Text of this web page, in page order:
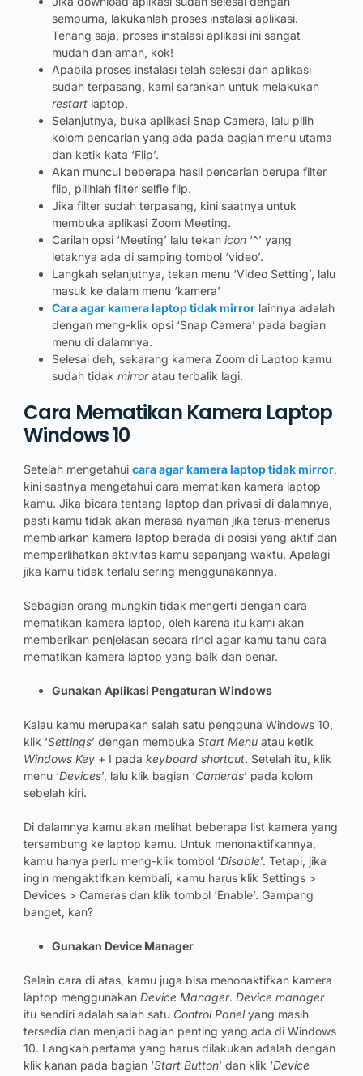
sempurna, lakukanlah proses instalasi aplikasi.
Tenang saja, proses instalasi aplikasi ini sangat
mudah dan aman, kok!
Apabila proses instalasi telah selesai dan aplikasi
sudah terpasang, kami sarankan untuk melakukan
restartlaptop.
Selanjutnya, buka aplikasi Snap Camera, lalu pilih
kolom pencarian yang ada pada bagian menu utama
dan ketik kata ‘Flip’.
Akan muncul beberapa hasil pencarian berupa filter
flip, pilihlah filter selfie flip.
Jika filter sudah terpasang, kini saatnya untuk
membuka aplikasi Zoom Meeting.
Carilah opsi ‘Meeting’ lalu tekan icon‘^’ yang
letaknya ada di samping tombol ‘video’.
Langkah selanjutnya, tekan menu ‘Video Setting’, lalu
masuk ke dalam menu ‘kamera’
Cara agar kamera laptop tidak mirrorlainnya adalah
dengan meng-klik opsi ‘Snap Camera’ pada bagian
menu di dalamnya.
Selesai deh, sekarang kamera Zoom di Laptop kamu
sudah tidak mirroratau terbalik lagi.
Cara Mematikan Kamera Laptop
Windows 10
Setelah mengetahui cara agar kamera laptop tidak mirror,
kini saatnya mengetahui cara mematikan kamera laptop
kamu. Jika bicara tentang laptop dan privasi di dalamnya,
pasti kamu tidak akan merasa nyaman jika terus-menerus
membiarkan kamera laptop berada di posisi yang aktif dan
memperlihatkan aktivitas kamu sepanjang waktu. Apalagi
jika kamu tidak terlalu sering menggunakannya.
Sebagian orang mungkin tidak mengerti dengan cara
mematikan kamera laptop, oleh karena itu kami akan
memberikan penjelasan secara rinci agar kamu tahu cara
mematikan kamera laptop yang baik dan benar.
Gunakan Aplikasi Pengaturan Windows
Kalau kamu merupakan salah satu pengguna Windows 10,
klik ‘Settings’ dengan membuka Start Menuatau ketik
Windows Key+ I pada keyboard shortcut. Setelah itu, klik
menu ‘Devices’, lalu klik bagian ‘Cameras’ pada kolom
sebelah kiri.
Di dalamnya kamu akan melihat beberapa list kamera yang
tersambung ke laptop kamu. Untuk menonaktifkannya,
kamu hanya perlu meng-klik tombol ‘Disable’. Tetapi, jika
ingin mengaktifkan kembali, kamu harus klik Settings >
Devices > Cameras dan klik tombol ‘Enable’. Gampang
banget, kan?
Gunakan Device Manager
Selain cara di atas, kamu juga bisa menonaktifkan kamera
laptop menggunakan Device Manager. Device manager
itu sendiri adalah salah satu Control Panelyang masih
tersedia dan menjadi bagian penting yang ada di Windows
10. Langkah pertama yang harus dilakukan adalah dengan
klik kanan pada bagian ‘Start Button’ dan klik ‘Device